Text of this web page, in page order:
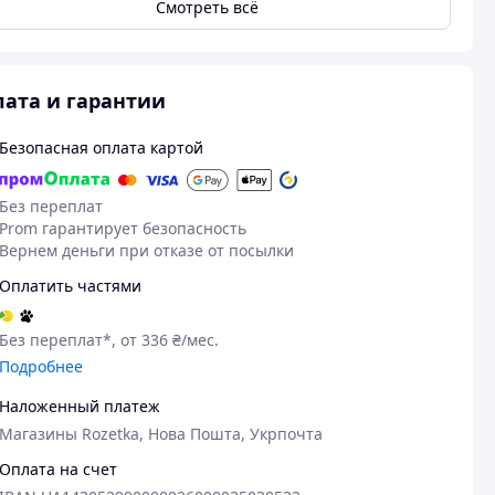
Смотреть всё
и гарантии
Безопасная оплата картой
Без переплат
Prom гарантирует безопасность
Вернем деньги при отказе от посылки
Оплатить частями
Без переплат*, от 336 ₴/мес.
Подробнее
Наложенный платеж
Магазины Rozetka, Нова Пошта, Укрпочта
Оплата на счет